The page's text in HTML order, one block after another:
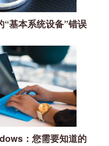
基本系统设备”错误
：您需要知道的